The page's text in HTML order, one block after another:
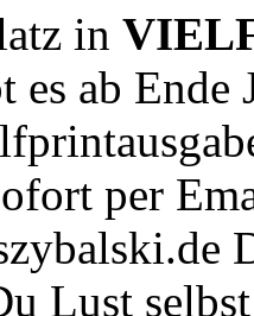
in
es ab Ende
per
Lust